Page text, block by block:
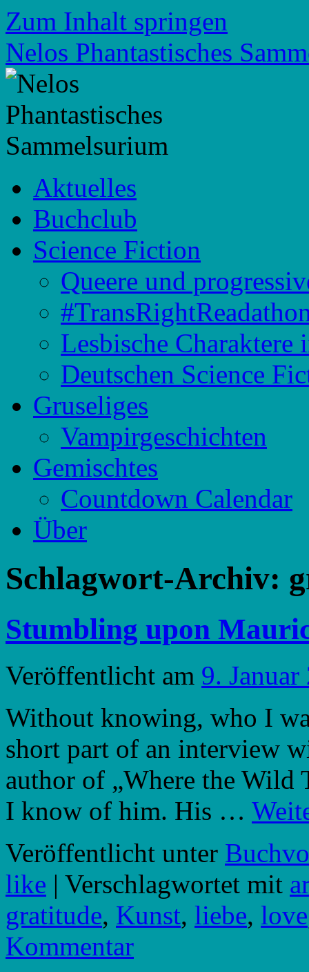
Zum Inhalt springen
Nelos Phantastisches
Aktuelles
Buchclub
Science Fiction
Queere und
Lesbische
Deutschen Science
Gruseliges
Vampirgeschichten
Gemischtes
Countdown Calendar
Über
Schlagwort-Archiv:
Stumbling upon
Veröffentlicht am 9. Januar
Without knowing, who I
short part of an interview
author of „Where the Wild
I know of him. His …
Veröffentlicht unter
like | Verschlagwortet mit
gratitude, Kunst, liebe, love
Kommentar